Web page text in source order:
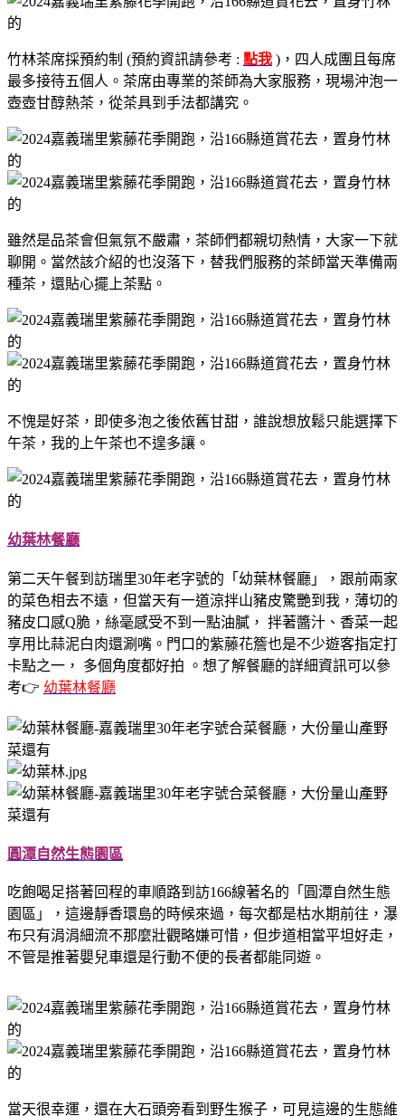
竹林茶席採預約制 (預約資訊請參考 : 點我 )，四人成團且每席
最多接待五個人。茶席由專業的茶師為大家服務，現場沖泡一
壺壺甘醇熱茶，從茶具到手法都講究。
雖然是品茶會但氣氛不嚴肅，茶師們都親切熱情，大家一下就
聊開。當然該介紹的也沒落下，替我們服務的茶師當天準備兩
種茶，還貼心擺上茶點。
不愧是好茶，即使多泡之後依舊甘甜，誰說想放鬆只能選擇下
午茶，我的上午茶也不遑多讓。
幼葉林餐廳
第二天午餐到訪瑞里30年老字號的「幼葉林餐廳」，跟前兩家
的菜色相去不遠，但當天有一道涼拌山豬皮驚艷到我，薄切的
豬皮口感Q脆，絲毫感受不到一點油膩， 拌著醬汁、香菜一起
享用比蒜泥白肉還涮嘴。門口的紫藤花簷也是不少遊客指定打
卡點之一， 多個角度都好拍 。想了解餐廳的詳細資訊可以參
考👉 幼葉林餐廳
圓潭自然生態園區
吃飽喝足搭著回程的車順路到訪166線著名的「圓潭自然生態
園區」，這邊靜香環島的時候來過，每次都是枯水期前往，瀑
布只有涓涓細流不那麼壯觀略嫌可惜，但步道相當平坦好走，
不管是推著嬰兒車還是行動不便的長者都能同遊。
當天很幸運，還在大石頭旁看到野生猴子，可見這邊的生態維